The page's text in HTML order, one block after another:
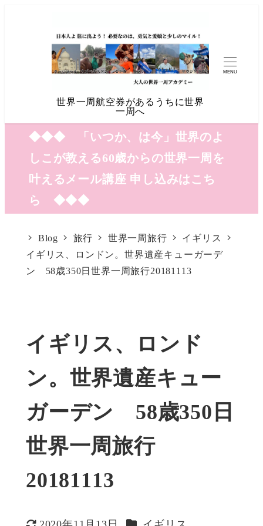
世界一周航空券があるうちに世界
一周へ
MENU
◆◆◆ 「いつか、は今」世界のよ
しこが教える60歳からの世界一周を
叶えるメール講座 申し込みはこち
ら ◆◆◆
Blog 旅行 世界一周旅行
イギリス
イギリス、ロンドン。世界遺産キューガーデ
ン 58歳350日世界一周旅行20181113
イギリス、ロンド
ン。世界遺産キュー
ガーデン 58歳350日
世界一周旅行
20181113
カテゴリー